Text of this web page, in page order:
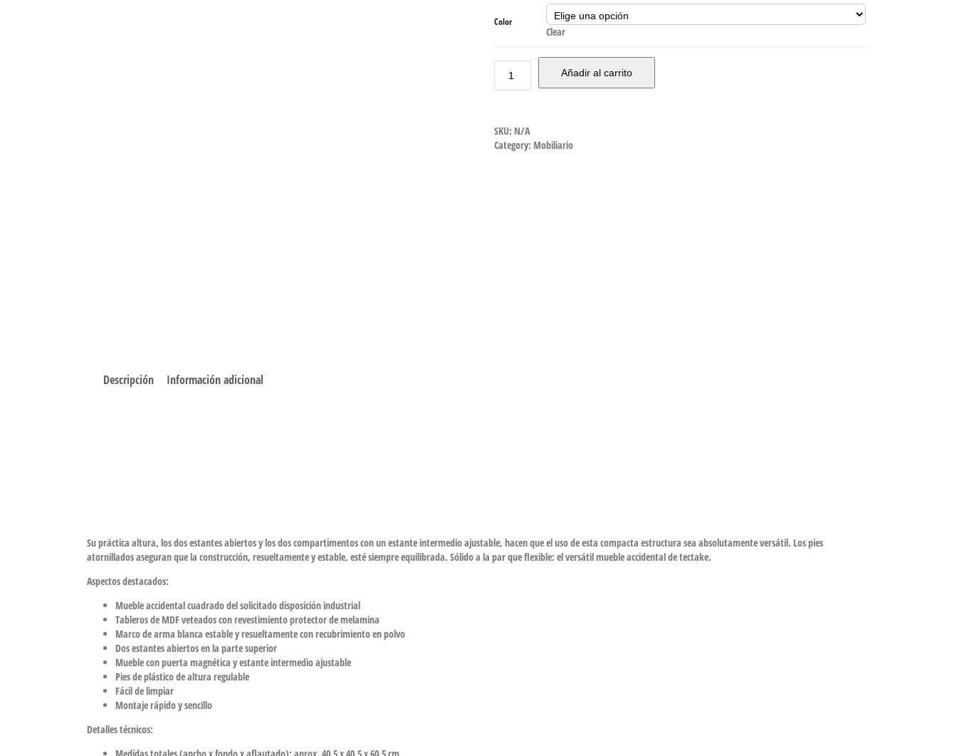
Color
Clear
Añadir al carrito
SKU: N/A
Category: Mobiliario
Descripción Información adicional
Su práctica altura, los dos estantes abiertos y los dos compartimentos con un estante intermedio ajustable, hacen que el uso de esta compacta estructura sea absolutamente versátil. Los pies
atornillados aseguran que la construcción, resueltamente y estable, esté siempre equilibrada. Sólido a la par que flexible: el versátil mueble accidental de tectake.
Aspectos destacados:
Mueble accidental cuadrado del solicitado disposición industrial
Tableros de MDF veteados con revestimiento protector de melamina
Marco de arma blanca estable y resueltamente con recubrimiento en polvo
Dos estantes abiertos en la parte superior
Mueble con puerta magnética y estante intermedio ajustable
Pies de plástico de altura regulable
Fácil de limpiar
Montaje rápido y sencillo
Detalles técnicos:
Medidas totales (ancho x fondo x aflautado): aprox. 40,5 x 40,5 x 60,5 cm